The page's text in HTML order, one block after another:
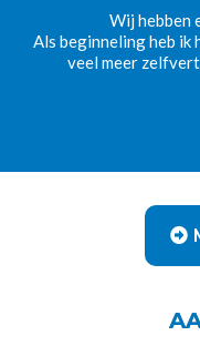
Wij hebben
Als beginneling heb ik
veel meer